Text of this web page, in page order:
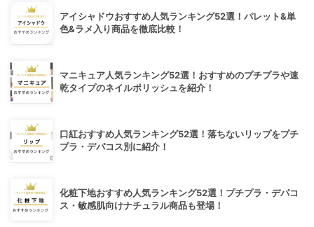
アイシャドウおすすめ人気ランキング52選！パレット&単
色&ラメ入り商品を徹底比較！
マニキュア人気ランキング52選！おすすめのプチプラや速
乾タイプのネイルポリッシュを紹介！
口紅おすすめ人気ランキング52選！落ちないリップをプチ
プラ・デパコス別に紹介！
化粧下地おすすめ人気ランキング52選！プチプラ・デパコ
ス・敏感肌向けナチュラル商品も登場！